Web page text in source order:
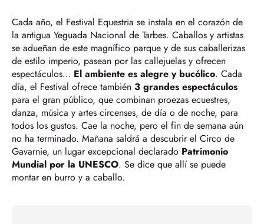
Cada año, el Festival Equestria se instala en el corazón de
la antigua Yeguada Nacional de Tarbes. Caballos y artistas
se adueñan de este magnífico parque y de sus caballerizas
de estilo imperio, pasean por las callejuelas y ofrecen
espectáculos… El ambiente es alegre y bucólico. Cada
día, el Festival ofrece también 3 grandes espectáculos
para el gran público, que combinan proezas ecuestres,
danza, música y artes circenses, de día o de noche, para
todos los gustos. Cae la noche, pero el fin de semana aún
no ha terminado. Mañana saldrá a descubrir el Circo de
Gavarnie, un lugar excepcional declarado Patrimonio
Mundial por la UNESCO. Se dice que allí se puede
montar en burro y a caballo.